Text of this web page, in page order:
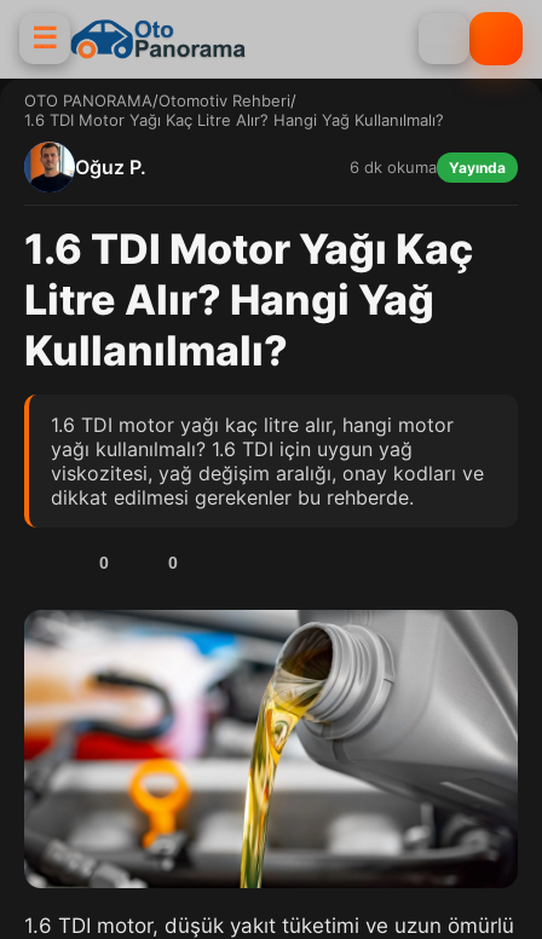
☰
OTO PANORAMA/Otomotiv Rehberi/
1.6 TDI Motor Yağı Kaç Litre Alır? Hangi Yağ Kullanılmalı?
Oğuz P. 6 dk okuma Yayında
1.6 TDI Motor Yağı Kaç
Litre Alır? Hangi Yağ
Kullanılmalı?
1.6 TDI motor yağı kaç litre alır, hangi motor
yağı kullanılmalı? 1.6 TDI için uygun yağ
viskozitesi, yağ değişim aralığı, onay kodları ve
dikkat edilmesi gerekenler bu rehberde.
0 0
1.6 TDI motor, düşük yakıt tüketimi ve uzun ömürlü